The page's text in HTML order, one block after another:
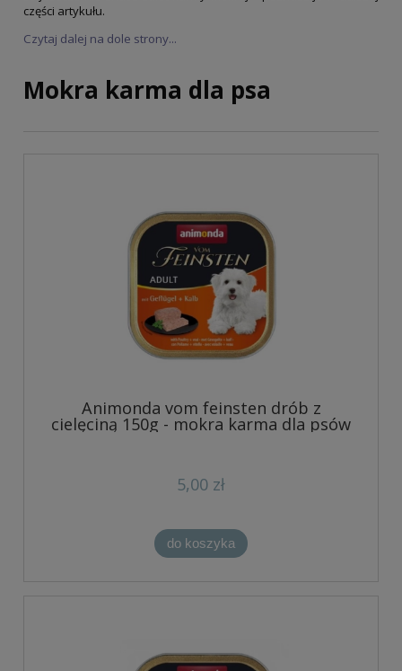
części artykułu.
Czytaj dalej na dole strony...
Mokra karma dla psa
Animonda vom feinsten drób z
cielęciną 150g - mokra karma dla psów
5,00 zł
do koszyka